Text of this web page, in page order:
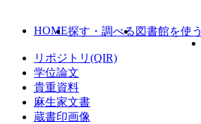
HOME探す・調べる 図書館を使う
リポジトリ(QIR)
学位論文
貴重資料
麻生家文書
蔵書印画像